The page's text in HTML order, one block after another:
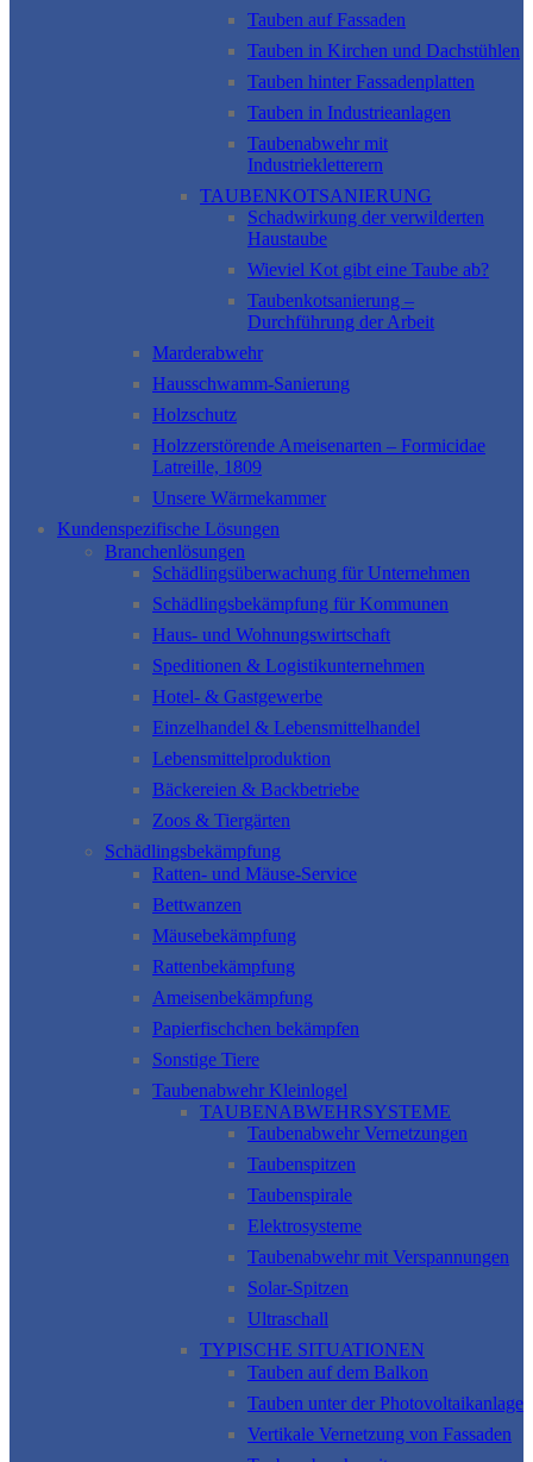
Tauben auf Fassaden
Tauben in Kirchen und Dachstühlen
Tauben hinter Fassadenplatten
Tauben in Industrieanlagen
Taubenabwehr mit
Industriekletterern
TAUBENKOTSANIERUNG
Schadwirkung der verwilderten
Haustaube
Wieviel Kot gibt eine Taube ab?
Taubenkotsanierung –
Durchführung der Arbeit
Marderabwehr
Hausschwamm-Sanierung
Holzschutz
Holzzerstörende Ameisenarten – Formicidae
Latreille, 1809
Unsere Wärmekammer
Kundenspezifische Lösungen
Branchenlösungen
Schädlingsüberwachung für Unternehmen
Schädlingsbekämpfung für Kommunen
Haus- und Wohnungswirtschaft
Speditionen & Logistikunternehmen
Hotel- & Gastgewerbe
Einzelhandel & Lebensmittelhandel
Lebensmittelproduktion
Bäckereien & Backbetriebe
Zoos & Tiergärten
Schädlingsbekämpfung
Ratten- und Mäuse-Service
Bettwanzen
Mäusebekämpfung
Rattenbekämpfung
Ameisenbekämpfung
Papierfischchen bekämpfen
Sonstige Tiere
Taubenabwehr Kleinlogel
TAUBENABWEHRSYSTEME
Taubenabwehr Vernetzungen
Taubenspitzen
Taubenspirale
Elektrosysteme
Taubenabwehr mit Verspannungen
Solar-Spitzen
Ultraschall
TYPISCHE SITUATIONEN
Tauben auf dem Balkon
Tauben unter der Photovoltaikanlage
Vertikale Vernetzung von Fassaden